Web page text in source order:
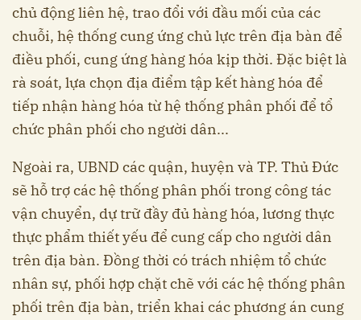
chủ động liên hệ, trao đổi với đầu mối của các
chuỗi, hệ thống cung ứng chủ lực trên địa bàn để
điều phối, cung ứng hàng hóa kịp thời. Đặc biệt là
rà soát, lựa chọn địa điểm tập kết hàng hóa để
tiếp nhận hàng hóa từ hệ thống phân phối để tổ
chức phân phối cho người dân...
Ngoài ra, UBND các quận, huyện và TP. Thủ Đức
sẽ hỗ trợ các hệ thống phân phối trong công tác
vận chuyển, dự trữ đầy đủ hàng hóa, lương thực
thực phẩm thiết yếu để cung cấp cho người dân
trên địa bàn. Đồng thời có trách nhiệm tổ chức
nhân sự, phối hợp chặt chẽ với các hệ thống phân
phối trên địa bàn, triển khai các phương án cung